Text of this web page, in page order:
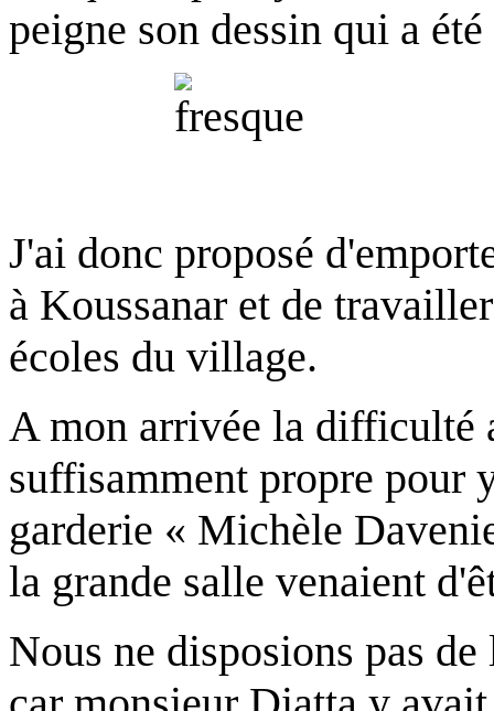
peigne son dessin qui a
J'ai donc proposé
à Koussanar et de
écoles du village.
A mon arrivée la difficulté
suffisamment propre pour
garderie « Michèle
la grande salle venaient
Nous ne disposions pas